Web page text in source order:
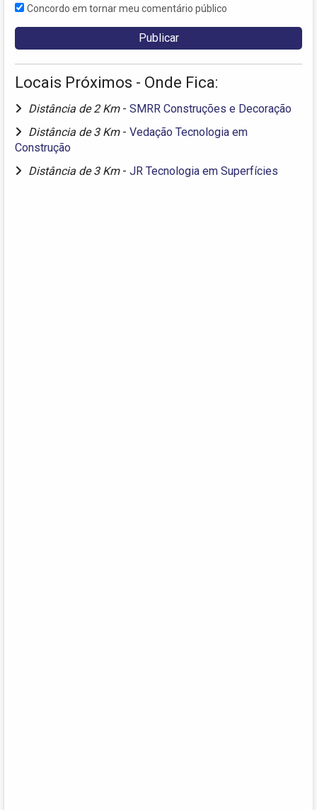
Concordo em tornar meu comentário público
Locais Próximos - Onde Fica:
Distância de 2 Km - SMRR Construções e Decoração
Distância de 3 Km - Vedação Tecnologia em
Construção
Distância de 3 Km - JR Tecnologia em Superfícies